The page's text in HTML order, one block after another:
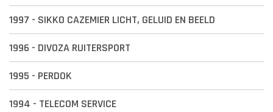
1997 - SIKKO CAZEMIER LICHT, GELUID EN BEELD
1996 - DIVOZA RUITERSPORT
1995 - PERDOK
1994 - TELECOM SERVICE